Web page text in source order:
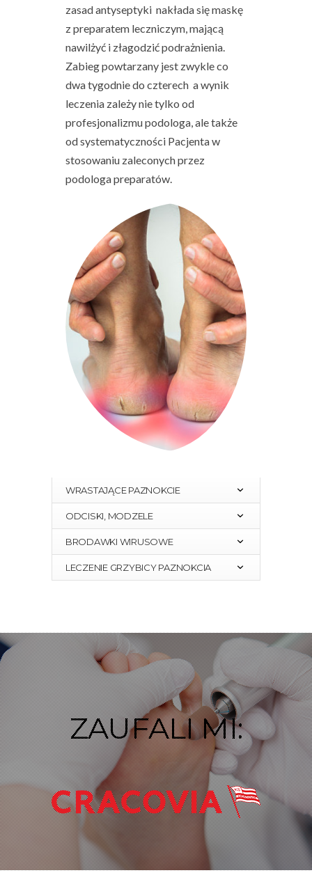
zasad antyseptyki nakłada się maskę
z preparatem leczniczym, mającą
nawilżyć i złagodzić podrażnienia.
Zabieg powtarzany jest zwykle co
dwa tygodnie do czterech a wynik
leczenia zależy nie tylko od
profesjonalizmu podologa, ale także
od systematyczności Pacjenta w
stosowaniu zaleconych przez
podologa preparatów.
WRASTAJĄCE PAZNOKCIE
ODCISKI, MODZELE
BRODAWKI WIRUSOWE
LECZENIE GRZYBICY PAZNOKCIA
ZAUFALI MI: